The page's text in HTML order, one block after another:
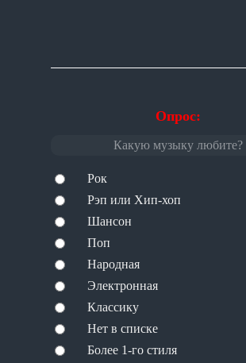
Опрос:
Какую музыку любите?
Рок
Рэп или Хип-хоп
Шансон
Поп
Народная
Электронная
Классику
Нет в списке
Более 1-го стиля